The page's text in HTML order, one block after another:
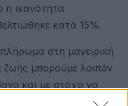
η ικανότητα
κατά 15%.
στη μαγειρική
μπορούμε λοιπόν
και με στόχο να